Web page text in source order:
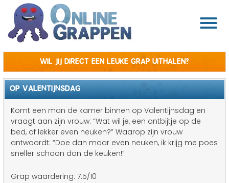
Wil jij direct een leuke grap uithalen?
OP VALENTIJNSDAG
Komt een man de kamer binnen op Valentijnsdag en
vraagt aan zijn vrouw: “Wat wil je, een ontbijtje op de
bed, of lekker even neuken?” Waarop zijn vrouw
antwoordt: “Doe dan maar even neuken, ik krijg me poes
sneller schoon dan de keuken!”
Grap waardering: 7.5/10